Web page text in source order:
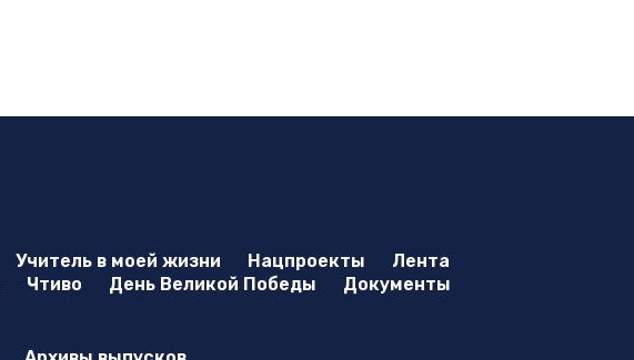
Учитель в моей жизни Нацпроекты
Лента
Чтиво День Великой Победы
Документы